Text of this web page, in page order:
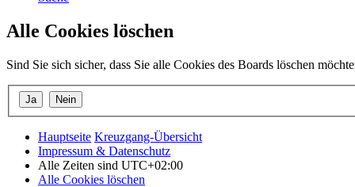
Alle Cookies löschen
Sind Sie sich sicher, dass Sie alle Cookies des Boards löschen
Hauptseite Kreuzgang-Übersicht
Impressum & Datenschutz
Alle Zeiten sind UTC+02:00
Alle Cookies löschen